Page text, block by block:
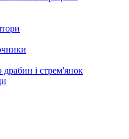
і стрем'янок